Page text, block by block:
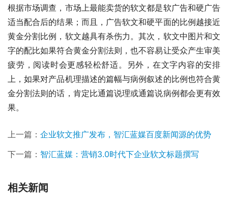
根据市场调查，市场上最能卖货的软文都是软广告和硬广告
适当配合后的结果；而且，广告软文和硬平面的比例越接近
黄金分割比例，软文越具有杀伤力。其次，软文中图片和文
字的配比如果符合黄金分割法则，也不容易让受众产生审美
疲劳，阅读时会更感轻松舒适。另外，在文字内容的安排
上，如果对产品机理描述的篇幅与病例叙述的比例也符合黄
金分割法则的话，肯定比通篇说理或通篇说病例都会更有效
果。
上一篇： 企业软文推广发布，智汇蓝媒百度新闻源的优势
下一篇： 智汇蓝媒：营销3.0时代下企业软文标题撰写
相关新闻